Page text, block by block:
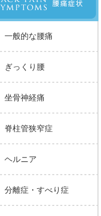
一般的な腰痛
ぎっくり腰
坐骨神経痛
脊柱管狭窄症
ヘルニア
分離症・すべり症